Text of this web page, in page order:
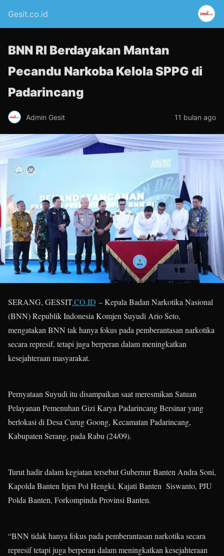
Gesit.co.id
BNN RI Berdayakan Mantan
Pecandu Narkoba Kelola SPPG di
Padarincang
Admin Gesit 11 bulan ago
SERANG, GESSIT.CO.ID – Kepala Badan Narkotika Nasional
(BNN) Republik Indonesia Komjen Suyudi Ario Seto,
mengatakan BNN tak hanya fokus pada pemberantasan narkotika
secara represif, tetapi juga berperan dalam meningkatkan
kesejahteraan masyarakat.
Pernyataan Suyudi itu disampaikan saat meresmikan Satuan
Pelayanan Pemenuhan Gizi Karya Padarincang Bersinar yang
berlokasi di Desa Curug Goong, Kecamatan Padarincang,
Kabupaten Serang, pada Rabu (24/09).
Turut hadir dalam kegiatan tersebut Gubernur Banten Andra Soni,
Kapolda Banten Irjen Pol Hengki, Kajati Banten Siswanto, PJU
Polda Banten, Forkompinda Provinsi Banten.
“BNN tidak hanya fokus pada pemberantasan narkotika secara
represif tetapi juga berperan dalam meningkatkan kesejahteraan